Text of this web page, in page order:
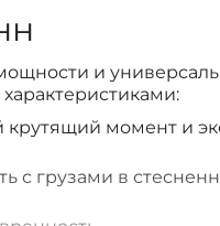
и
крутящий момент и
с грузами в